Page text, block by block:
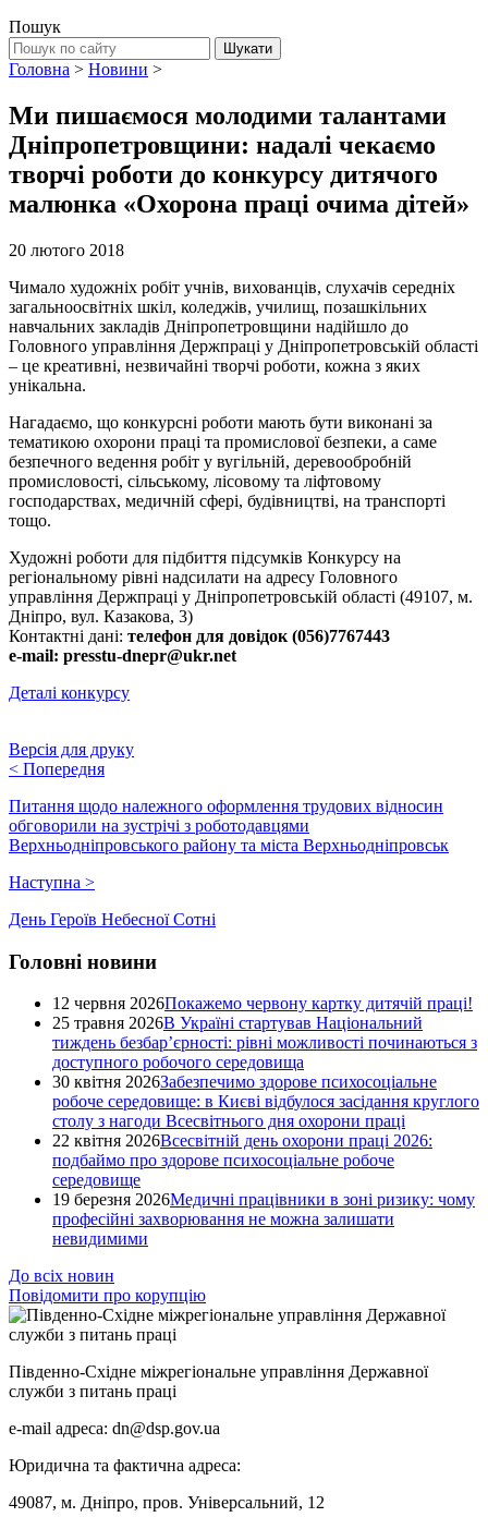
Пошук
Головна > Новини >
Ми пишаємося молодими талантами
Дніпропетровщини: надалі чекаємо
творчі роботи до конкурсу дитячого
малюнка «Охорона праці очима дітей»
20 лютого 2018
Чимало художніх робіт учнів, вихованців, слухачів середніх
загальноосвітніх шкіл, коледжів, училищ, позашкільних
навчальних закладів Дніпропетровщини надійшло до
Головного управління Держпраці у Дніпропетровській області
– це креативні, незвичайні творчі роботи, кожна з яких
унікальна.
Нагадаємо, що конкурсні роботи мають бути виконані за
тематикою охорони праці та промислової безпеки, а саме
безпечного ведення робіт у вугільній, деревообробній
промисловості, сільському, лісовому та ліфтовому
господарствах, медичній сфері, будівництві, на транспорті
тощо.
Художні роботи для підбиття підсумків Конкурсу на
регіональному рівні надсилати на адресу Головного
управління Держпраці у Дніпропетровській області (49107, м.
Дніпро, вул. Казакова, 3)
Контактні дані: телефон для довідок (056)7767443
е-mail: presstu-dnepr@ukr.net
Деталі конкурсу
Версія для друку
< Попередня
Питання щодо належного оформлення трудових відносин
обговорили на зустрічі з роботодавцями
Верхньодніпровського району та міста Верхньодніпровськ
Наступна >
День Героїв Небесної Сотні
Головні новини
12 червня 2026Покажемо червону картку дитячій праці!
25 травня 2026В Україні стартував Національний
тиждень безбар’єрності: рівні можливості починаються з
доступного робочого середовища
30 квітня 2026Забезпечимо здорове психосоціальне
робоче середовище: в Києві відбулося засідання круглого
столу з нагоди Всесвітнього дня охорони праці
22 квітня 2026Всесвітній день охорони праці 2026:
подбаймо про здорове психосоціальне робоче
середовище
19 березня 2026Медичні працівники в зоні ризику: чому
професійні захворювання не можна залишати
невидимими
До всіх новин
Повідомити про корупцію
Південно-Східне міжрегіональне управління Державної
служби з питань праці
e-mail адреса: dn@dsp.gov.ua
Юридична та фактична адреса:
49087, м. Дніпро, пров. Універсальний, 12